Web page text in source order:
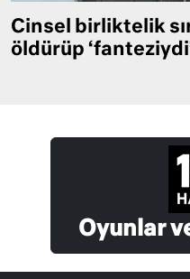
Cinsel birliktelik
öldürüp
Oyunlar